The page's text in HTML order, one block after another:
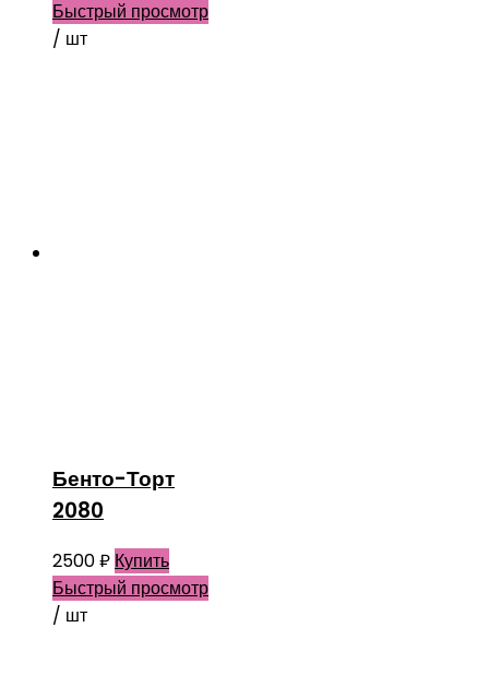
Быстрый просмотр
/ шт
Бенто-Торт
2080
2500₽ Купить
Быстрый просмотр
/ шт